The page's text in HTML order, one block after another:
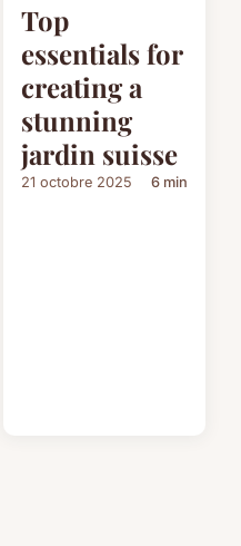
Top
essentials for
creating a
stunning
jardin suisse
21 octobre 2025 6 min